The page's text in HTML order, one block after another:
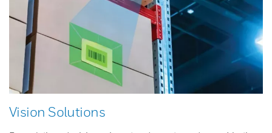
Vision Solutions